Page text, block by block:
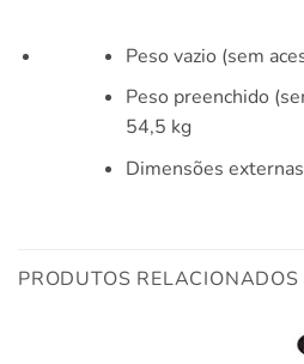
Peso vazio (sem
Peso preenchido
54,5 kg
Dimensões
PRODUTOS RELACIONADOS